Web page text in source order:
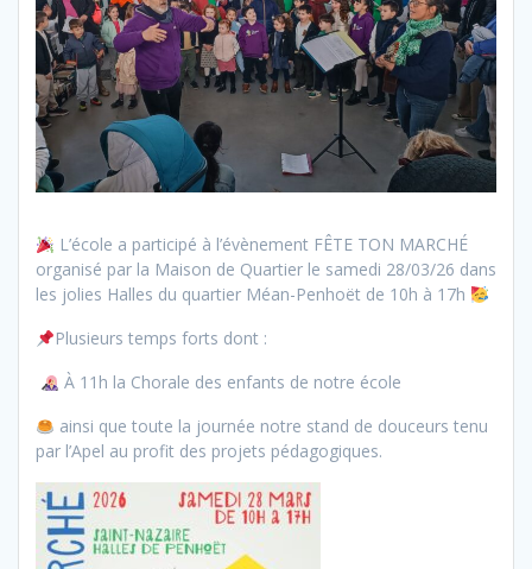
L’école a participé à l’évènement FÊTE TON MARCHÉ
organisé par la Maison de Quartier le samedi 28/03/26 dans
les jolies Halles du quartier Méan-Penhoët de 10h à 17h
Plusieurs temps forts dont :
À 11h la Chorale des enfants de notre école
ainsi que toute la journée notre stand de douceurs tenu
par l’Apel au profit des projets pédagogiques.